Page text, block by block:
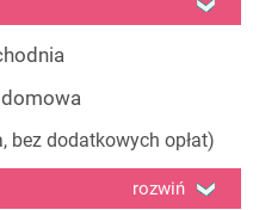
bez dodatkowych opłat)
rozwiń